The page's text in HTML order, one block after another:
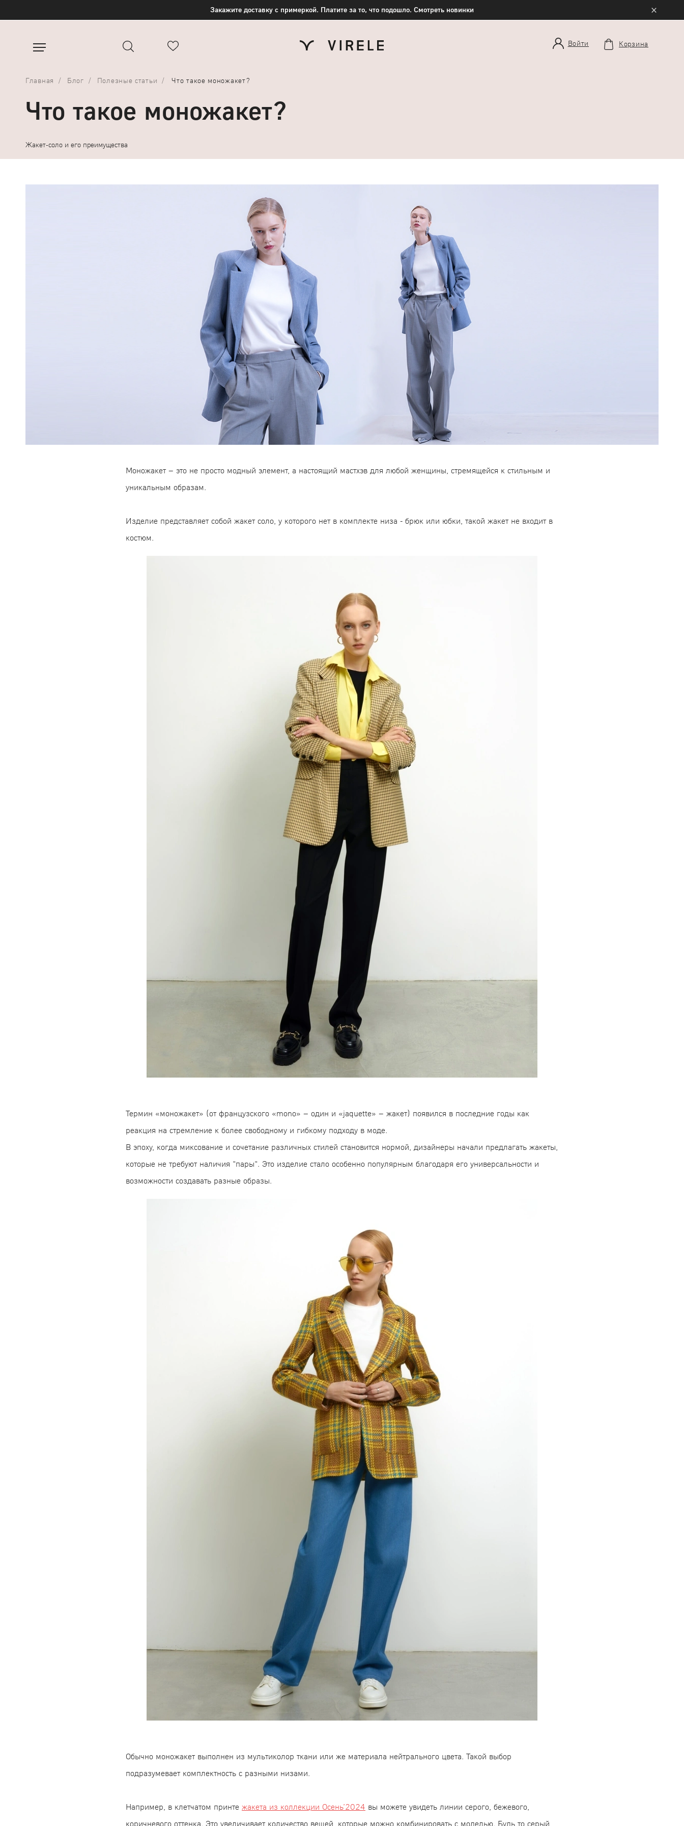
Закажите доставку с примеркой. Платите за то, что подошло. Смотреть новинки ×
Войти Корзина
Главная Блог Полезные статьи Что такое моножакет?
Что такое моножакет?
Жакет-соло и его преимущества
Моножакет – это не просто модный элемент, а настоящий мастхэв для любой женщины, стремящейся к стильным и
уникальным образам.
Изделие представляет собой жакет соло, у которого нет в комплекте низа - брюк или юбки, такой жакет не входит в
костюм.
Термин «моножакет» (от французского «mono» – один и «jaquette» – жакет) появился в последние годы как
реакция на стремление к более свободному и гибкому подходу в моде.
В эпоху, когда миксование и сочетание различных стилей становится нормой, дизайнеры начали предлагать жакеты,
которые не требуют наличия "пары". Это изделие стало особенно популярным благодаря его универсальности и
возможности создавать разные образы.
Обычно моножакет выполнен из мультиколор ткани или же материала нейтрального цвета. Такой выбор
подразумевает комплектность с разными низами.
Например, в клетчатом принте жакета из коллекции Осень’2024 вы можете увидеть линии серого, бежевого,
коричневого оттенка. Это увеличивает количество вещей, которые можно комбинировать с моделью. Будь то серый